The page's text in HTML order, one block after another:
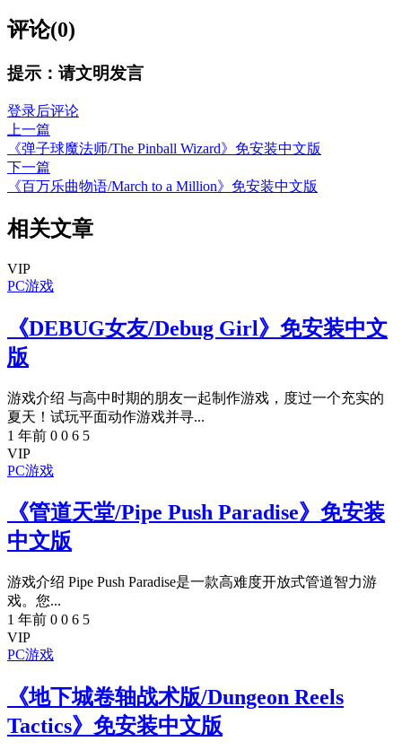
评论(0)
提示：请文明发言
登录后评论
上一篇
《弹子球魔法师/The Pinball Wizard》免安装中文版
下一篇
《百万乐曲物语/March to a Million》免安装中文版
相关文章
VIP
PC游戏
《DEBUG女友/Debug Girl》免安装中文
版
游戏介绍 与高中时期的朋友一起制作游戏，度过一个充实的
夏天！试玩平面动作游戏并寻...
1 年前 0 0 6 5
VIP
PC游戏
《管道天堂/Pipe Push Paradise》免安装
中文版
游戏介绍 Pipe Push Paradise是一款高难度开放式管道智力游
戏。您...
1 年前 0 0 6 5
VIP
PC游戏
《地下城卷轴战术版/Dungeon Reels
Tactics》免安装中文版